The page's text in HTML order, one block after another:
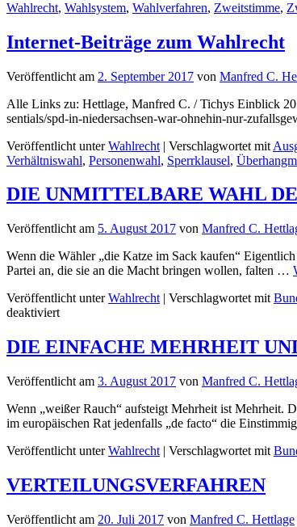
Wahlrecht, Wahlsystem, Wahlverfahren, Zweitstimme,
Internet-Beiträge zum Wahlrecht
Veröffentlicht am 2. September 2017 von Manfred C.
Alle Links zu: Hettlage, Manfred C. / Tichys Einblick
sentials/spd-in-niedersachsen-war-ohnehin-nur-
Veröffentlicht unter Wahlrecht | Verschlagwortet mit
Verhältniswahl, Personenwahl, Sperrklausel,
DIE UNMITTELBARE WAHL
Veröffentlicht am 5. August 2017 von Manfred C.
Wenn die Wähler „die Katze im Sack kaufen“
Partei an, die sie an die Macht bringen wollen, falten …
Veröffentlicht unter Wahlrecht | Verschlagwortet mit
deaktiviertfür
UNMITTELBARE
WAHL
ABGEORDNETEN
DIE EINFACHE MEHRHEIT
Veröffentlicht am 3. August 2017 von Manfred C.
Wenn „weißer Rauch“ aufsteigt Mehrheit ist Mehrheit.
im europäischen Rat je­denfalls „de facto“ die
Veröffentlicht unter Wahlrecht | Verschlagwortet mit
VERTEILUNGSVERFAHREN
Veröffentlicht am 20. Juli 2017 von Manfred C. Hettlage